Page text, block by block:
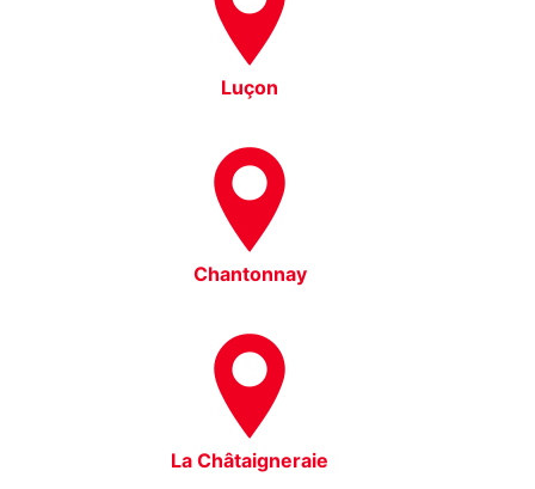
Luçon
Chantonnay
La Châtaigneraie